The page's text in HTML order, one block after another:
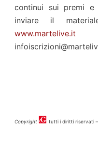
continui sui premi e
inviare il
www.martelive.it
Copyright tutti i diritti riservati –